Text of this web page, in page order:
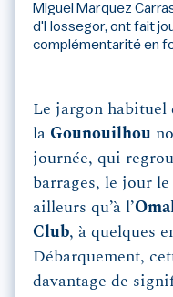
Miguel Marquez
d'Hossegor, ont fait
complémentarité en
Le jargon habituel
la Gounouilhou
journée, qui
barrages, le jour
ailleurs qu’à l’
Club, à quelques
Débarquement,
davantage de